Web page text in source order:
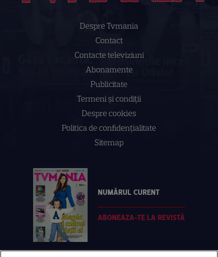
Despre Tvmania
Contact
Contacte televiziuni
Abonamente
Publicitate
Termeni și condiții
Despre cookies
Politica de confidenţialitate
Sitemap
NUMĂRUL CURENT
ABONEAZA-TE LA REVISTĂ